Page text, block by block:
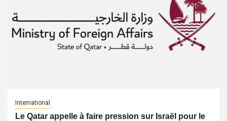
International
Le Qatar appelle à faire pression sur Israël pour le